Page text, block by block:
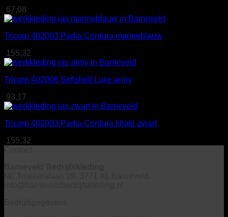
67,08
Tricorp 402003 Parka Cordura marineblauw
155,32
Tricorp 402006 Softshell Luxe army
93,17
Tricorp 402003 Parka Cordura khaki-zwart
155,32